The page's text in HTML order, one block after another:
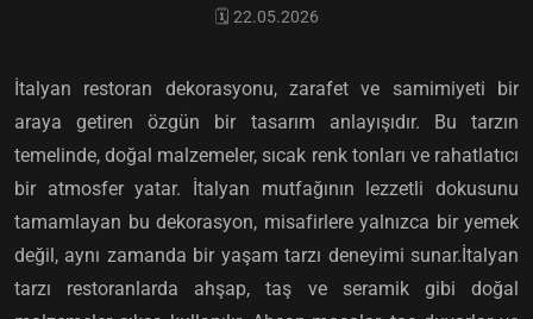
🗓️ 22.05.2026
İtalyan restoran dekorasyonu, zarafet ve samimiyeti bir
araya getiren özgün bir tasarım anlayışıdır. Bu tarzın
temelinde, doğal malzemeler, sıcak renk tonları ve rahatlatıcı
bir atmosfer yatar. İtalyan mutfağının lezzetli dokusunu
tamamlayan bu dekorasyon, misafirlere yalnızca bir yemek
değil, aynı zamanda bir yaşam tarzı deneyimi sunar.İtalyan
tarzı restoranlarda ahşap, taş ve seramik gibi doğal